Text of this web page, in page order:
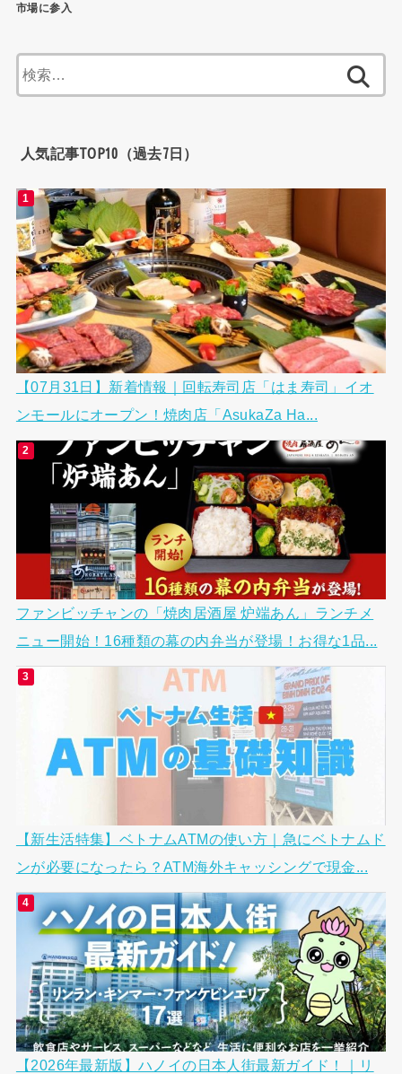
市場に参入
索:
人気記事TOP10（過去7日）
【07月31日】新着情報｜回転寿司店「はま寿司」イオ
ンモールにオープン！焼肉店「AsukaZa Ha...
ファンビッチャンの「焼肉居酒屋 炉端あん」ランチメ
ニュー開始！16種類の幕の内弁当が登場！お得な1品...
【新生活特集】ベトナムATMの使い方｜急にベトナムド
ンが必要になったら？ATM海外キャッシングで現金...
【2026年最新版】ハノイの日本人街最新ガイド！｜リ